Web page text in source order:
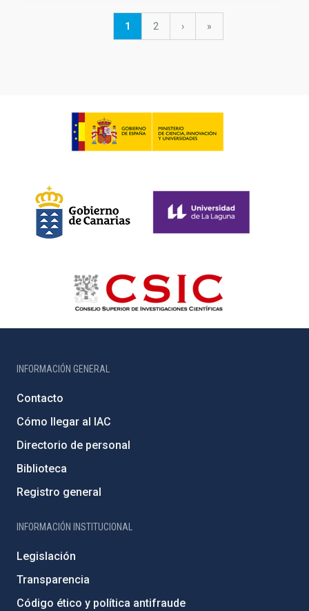
Página
1 Página
2
Siguiente
›
última
»
INFORMACIÓN GENERAL
Contacto
Cómo llegar al IAC
Directorio de personal
Biblioteca
Registro general
INFORMACIÓN INSTITUCIONAL
Legislación
Transparencia
Código ético y política antifraude